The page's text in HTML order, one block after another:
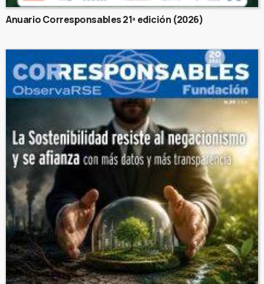
Anuario Corresponsables 21ª edición (2026)